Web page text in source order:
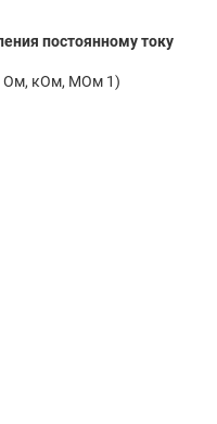
постоянному току
Ом, кОм, МОм 1)